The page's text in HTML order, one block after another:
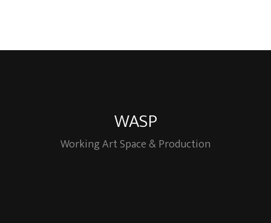
WASP
Working Art Space & Production